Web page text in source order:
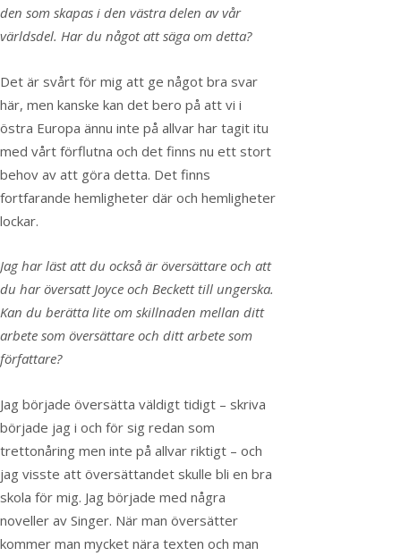
den som skapas i den västra delen av vår
världsdel. Har du något att säga om detta?
Det är svårt för mig att ge något bra svar
här, men kanske kan det bero på att vi i
östra Europa ännu inte på allvar har tagit itu
med vårt förflutna och det finns nu ett stort
behov av att göra detta. Det finns
fortfarande hemligheter där och hemligheter
lockar.
Jag har läst att du också är översättare och att
du har översatt Joyce och Beckett till ungerska.
Kan du berätta lite om skillnaden mellan ditt
arbete som översättare och ditt arbete som
författare?
Jag började översätta väldigt tidigt – skriva
började jag i och för sig redan som
trettonåring men inte på allvar riktigt – och
jag visste att översättandet skulle bli en bra
skola för mig. Jag började med några
noveller av Singer. När man översätter
kommer man mycket nära texten och man